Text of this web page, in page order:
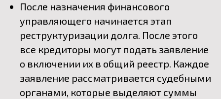
После назначения финансового
управляющего начинается этап
реструктуризации долга. После этого
все кредиторы могут подать заявление
о включении их в общий реестр. Каждое
заявление рассматривается судебными
органами, которые выделяют суммы